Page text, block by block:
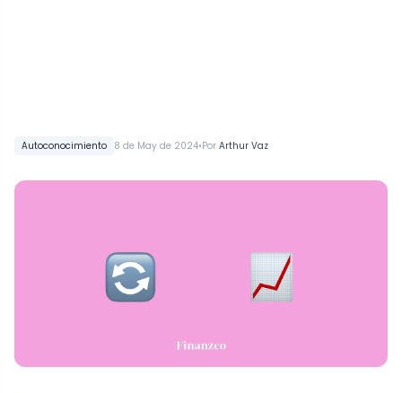
Autoconocimiento 8 de May de 2024•Por Arthur Vaz